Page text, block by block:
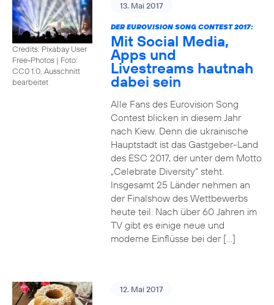
Credits: Pixabay User
Free-Photos | Foto:
CC0 1.0, Ausschnitt
bearbeitet
13. Mai 2017
DER EUROVISION SONG CONTEST 2017:
Mit Social Media,
Apps und
Livestreams hautnah
dabei sein
Alle Fans des Eurovision Song
Contest blicken in diesem Jahr
nach Kiew. Denn die ukrainische
Hauptstadt ist das Gastgeber-Land
des ESC 2017, der unter dem Motto
„Celebrate Diversity“ steht.
Insgesamt 25 Länder nehmen an
der Finalshow des Wettbewerbs
heute teil. Nach über 60 Jahren im
TV gibt es einige neue und
moderne Einflüsse bei der […]
12. Mai 2017